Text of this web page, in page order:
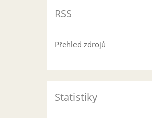
RSS
Přehled zdrojů
Statistiky